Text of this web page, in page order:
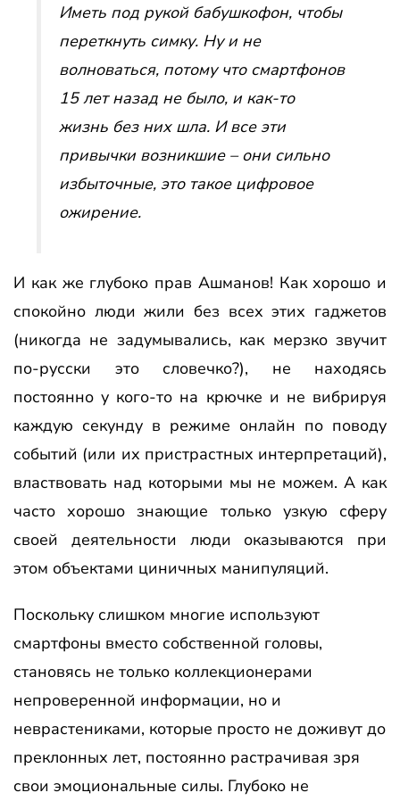
Иметь под рукой бабушкофон, чтобы
переткнуть симку. Ну и не
волноваться, потому что смартфонов
15 лет назад не было, и как-то
жизнь без них шла. И все эти
привычки возникшие – они сильно
избыточные, это такое цифровое
ожирение.
И как же глубоко прав Ашманов! Как хорошо и
спокойно люди жили без всех этих гаджетов
(никогда не задумывались, как мерзко звучит
по-русски это словечко?), не находясь
постоянно у кого-то на крючке и не вибрируя
каждую секунду в режиме онлайн по поводу
событий (или их пристрастных интерпретаций),
властвовать над которыми мы не можем. А как
часто хорошо знающие только узкую сферу
своей деятельности люди оказываются при
этом объектами циничных манипуляций.
Поскольку слишком многие используют
смартфоны вместо собственной головы,
становясь не только коллекционерами
непроверенной информации, но и
неврастениками, которые просто не доживут до
преклонных лет, постоянно растрачивая зря
свои эмоциональные силы. Глубоко не